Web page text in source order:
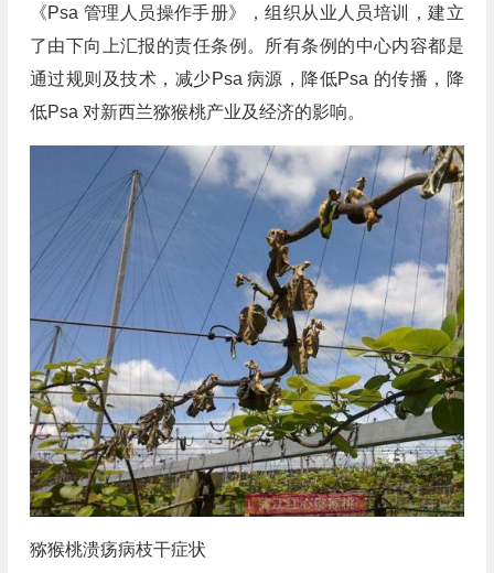
《Psa 管理人员操作手册》，组织从业人员培训，建立
了由下向上汇报的责任条例。所有条例的中心内容都是
通过规则及技术，减少Psa 病源，降低Psa 的传播，降
低Psa 对新西兰猕猴桃产业及经济的影响。
猕猴桃溃疡病枝干症状